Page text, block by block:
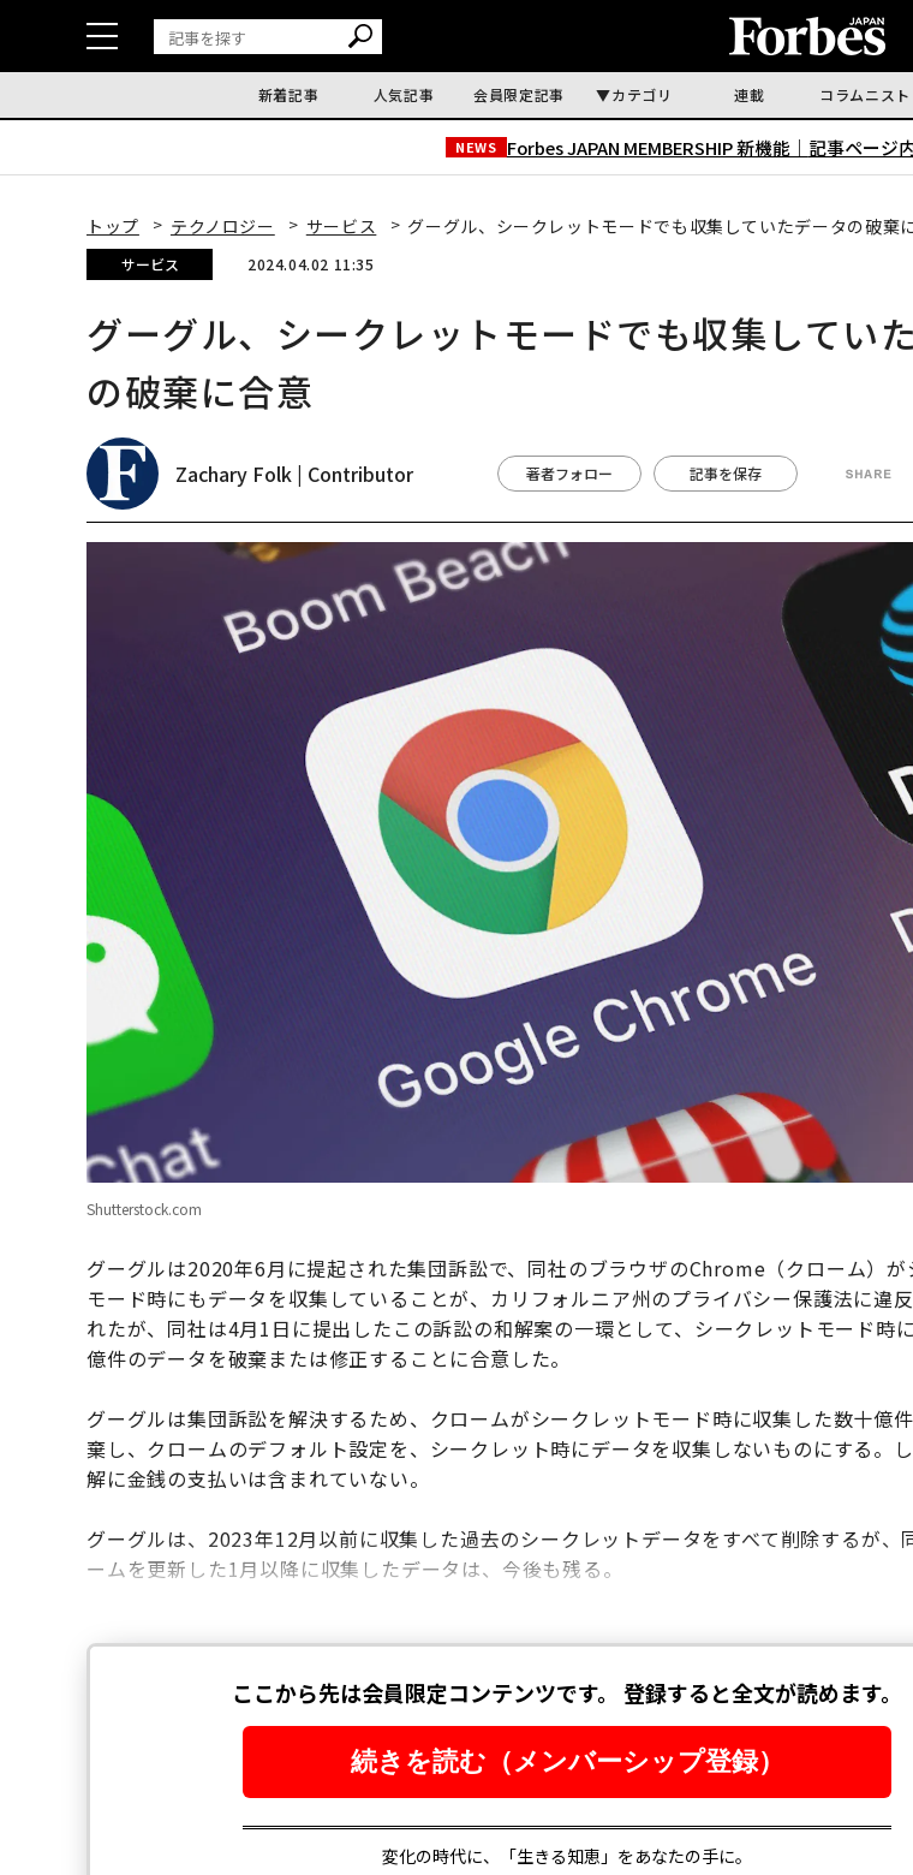
新着記事 人気記事 会員限定記事 カテゴリ 連載 コラムニスト
NEWS Forbes JAPAN MEMBERSHIP 新機能｜ 記事ページ
トップ テクノロジー サービス グーグル、シークレットモードでも収集していたデータの破棄
サービス 2024.04.02 11:35
グーグル、シークレットモードでも収集してい
の破棄に合意
Zachary Folk | Contributor 著者フォロー 記事を保存
Shutterstock.com
グーグルは2020年6月に提起された集団訴訟で、同社のブラウザのChrome（クローム）が
モード時にもデータを収集していることが、カリフォルニア州のプライバシー保護法に違
れたが、同社は4月1日に提出したこの訴訟の和解案の一環として、シークレットモード時
億件のデータを破棄または修正することに合意した。
グーグルは集団訴訟を解決するため、クロームがシークレットモード時に収集した数十億
棄し、クロームのデフォルト設定を、シークレット時にデータを収集しないものにする。
解に金銭の支払いは含まれていない。
グーグルは、2023年12月以前に収集した過去のシークレットデータをすべて削除するが、
ームを更新した1月以降に収集したデータは、今後も残る。